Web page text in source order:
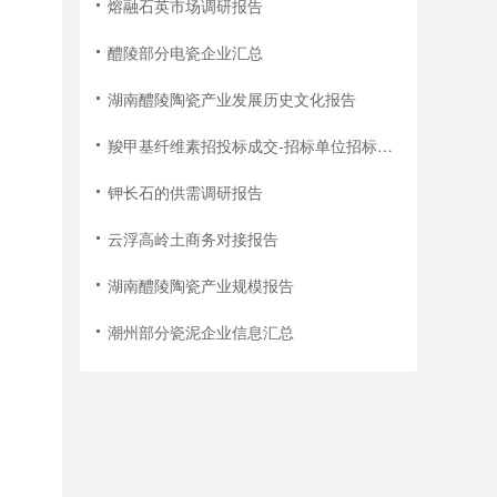
熔融石英市场调研报告
醴陵部分电瓷企业汇总
湖南醴陵陶瓷产业发展历史文化报告
羧甲基纤维素招投标成交-招标单位招标次数统计报告
钾长石的供需调研报告
云浮高岭土商务对接报告
湖南醴陵陶瓷产业规模报告
潮州部分瓷泥企业信息汇总